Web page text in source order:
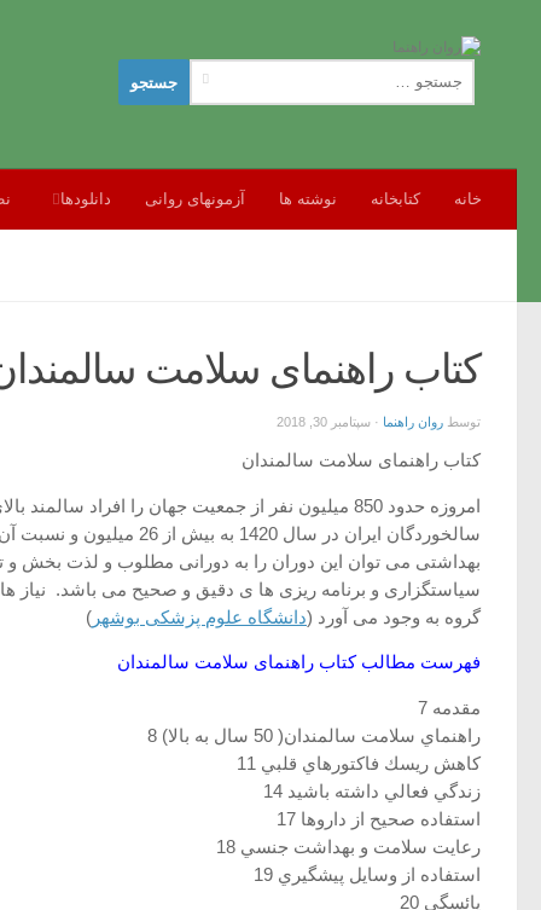
برای:
خانه کتابخانه نوشته ها آزمونهای روانی دانلودها
کتاب راهنمای سلامت سالمندان
توسط روان راهنما · سپتامبر 30, 2018
کتاب راهنمای سلامت سالمندان
بهداشتی می توان این دوران را به دورانی مطلوب و لذت بخش و
سیاستگزاری و برنامه ریزی ها ی دقیق و صحیح می باشد. نیاز
گروه به وجود می آورد (دانشگاه علوم پزشکی بوشهر )
فهرست مطالب کتاب راهنمای سلامت سالمندان
مقدمه 7
راهنماي سلامت سالمندان( 50 سال به بالا) 8
كاهش ريسك فاكتورهاي قلبي 11
زندگي فعالي داشته باشيد 14
استفاده صحيح از داروها 17
رعايت سلامت و بهداشت جنسي 18
استفاده از وسايل پيشگيري 19
يائسگي 20